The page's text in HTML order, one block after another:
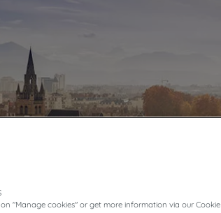
"Manage cookies" or get more information via our Cookie